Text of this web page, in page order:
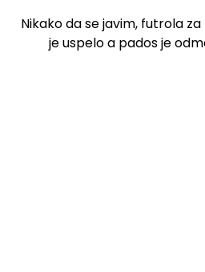
Nikako da se javim, futrola
je uspelo a pados je